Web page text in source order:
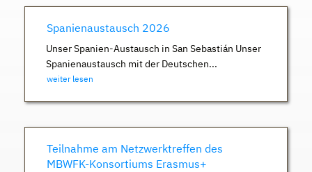
Spanienaustausch 2026
Unser Spanien-Austausch in San Sebastián Unser
Spanienaustausch mit der Deutschen...
weiter lesen
Teilnahme am Netzwerktreffen des
MBWFK-Konsortiums Erasmus+